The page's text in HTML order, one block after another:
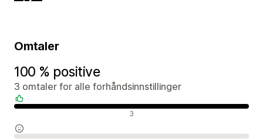
Omtaler
100 % positive
3 omtaler for alle forhåndsinnstillinger
3